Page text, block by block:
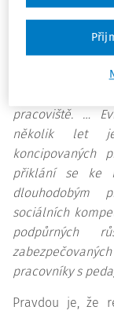
„Projekt
většinou
užívání
manuály a
pracoviště. …
několik let
koncipovaných
přiklání se ke
dlouhodobým
sociálních
podpůrných
pracovníky s
Pravdou je, že